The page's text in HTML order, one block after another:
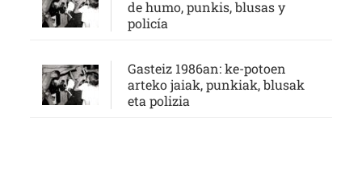
de humo, punkis, blusas y
policía
Gasteiz 1986an: ke-potoen
arteko jaiak, punkiak, blusak
eta polizia